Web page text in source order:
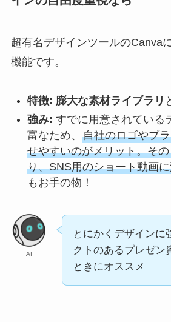
超有名デザインツールのCanva
機能です。
特徴: 膨大な素材ライブラリ
強み: すでに用意されている
富なため、 自社のロゴやブ
せやすいのがメリット。そ
り、SNS用のショート動画
もお手の物！
AI
とにかくデザインに
クトのあるプレゼン
ときにオススメ